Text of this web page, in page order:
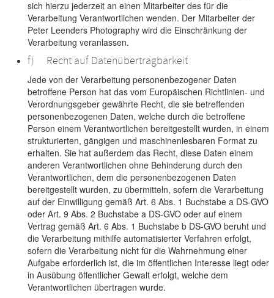
sich hierzu jederzeit an einen Mitarbeiter des für die
Verarbeitung Verantwortlichen wenden. Der Mitarbeiter der
Peter Leenders Photography wird die Einschränkung der
Verarbeitung veranlassen.
f) Recht auf Datenübertragbarkeit
Jede von der Verarbeitung personenbezogener Daten
betroffene Person hat das vom Europäischen Richtlinien- und
Verordnungsgeber gewährte Recht, die sie betreffenden
personenbezogenen Daten, welche durch die betroffene
Person einem Verantwortlichen bereitgestellt wurden, in einem
strukturierten, gängigen und maschinenlesbaren Format zu
erhalten. Sie hat außerdem das Recht, diese Daten einem
anderen Verantwortlichen ohne Behinderung durch den
Verantwortlichen, dem die personenbezogenen Daten
bereitgestellt wurden, zu übermitteln, sofern die Verarbeitung
auf der Einwilligung gemäß Art. 6 Abs. 1 Buchstabe a DS-GVO
oder Art. 9 Abs. 2 Buchstabe a DS-GVO oder auf einem
Vertrag gemäß Art. 6 Abs. 1 Buchstabe b DS-GVO beruht und
die Verarbeitung mithilfe automatisierter Verfahren erfolgt,
sofern die Verarbeitung nicht für die Wahrnehmung einer
Aufgabe erforderlich ist, die im öffentlichen Interesse liegt oder
in Ausübung öffentlicher Gewalt erfolgt, welche dem
Verantwortlichen übertragen wurde.